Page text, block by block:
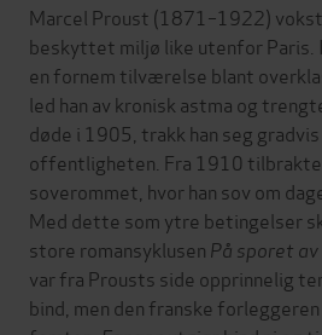
Marcel Proust (1871–1922)
beskyttet miljø like utenfor Paris.
en fornem tilværelse blant
led han av kronisk astma og
døde i 1905, trakk han seg
offentligheten. Fra 1910 tilbrakte
soverommet, hvor han sov om
Med dette som ytre betingelser
store romansyklusen På sporet
var fra Prousts side opprinnelig
bind, men den franske